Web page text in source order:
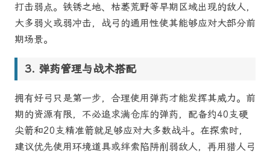
打击弱点。铁锈之地、枯萎荒野等早期区域出现的敌人，
大多弱火或弱冲击，战弓的通用性使其能够应对大部分前
期场景。
弹药管理与战术搭配
拥有好弓只是第一步，合理使用弹药才能发挥其威力。前
期的资源有限，不必追求满仓库的弹药，配备约40支硬
尖箭和20支精准箭就足够应对大多数战斗。在探索时，
建议优先使用环境道具或绊索陷阱削弱敌人，再用猎人弓